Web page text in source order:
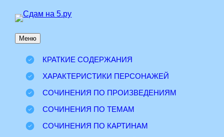
Перейти
содержимому
Меню
КРАТКИЕ СОДЕРЖАНИЯ
ХАРАКТЕРИСТИКИ ПЕРСОНАЖЕЙ
СОЧИНЕНИЯ ПО ПРОИЗВЕДЕНИЯМ
СОЧИНЕНИЯ ПО ТЕМАМ
СОЧИНЕНИЯ ПО КАРТИНАМ